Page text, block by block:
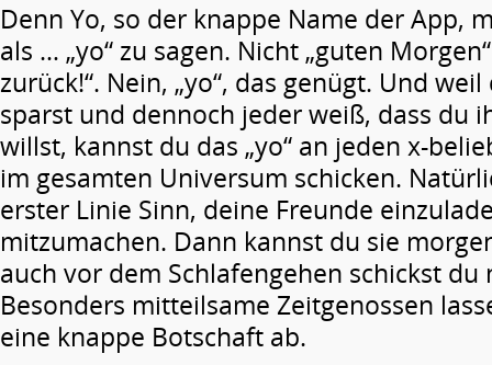
Denn Yo, so der knappe Name der App,
als … „yo“ zu sagen. Nicht „guten
zurück!“. Nein, „yo“, das genügt. Und
sparst und dennoch jeder weiß, dass du
willst, kannst du das „yo“ an jeden x-
im gesamten Universum schicken.
erster Linie Sinn, deine Freunde
mitzumachen. Dann kannst du sie
auch vor dem Schlafengehen schickst du
Besonders mitteilsame Zeitgenossen
eine knappe Botschaft ab.